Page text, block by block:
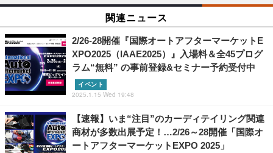
関連ニュース
2/26-28開催『国際オートアフターマーケットE
XPO2025（IAAE2025）』入場料＆全45プログ
ラム“無料” の事前登録&セミナー予約受付中
イベント
2025.1.15 Wed 19:48
【速報】いま“注目”のカーディテイリング関連
商材が多数出展予定！…2/26～28開催「国際オ
ートアフターマーケットEXPO 2025」